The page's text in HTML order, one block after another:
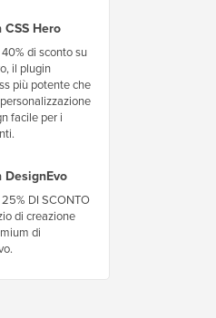
Hero
di sconto su
il plugin
più potente che
facile per i
DesignEvo
DI SCONTO
di creazione
di